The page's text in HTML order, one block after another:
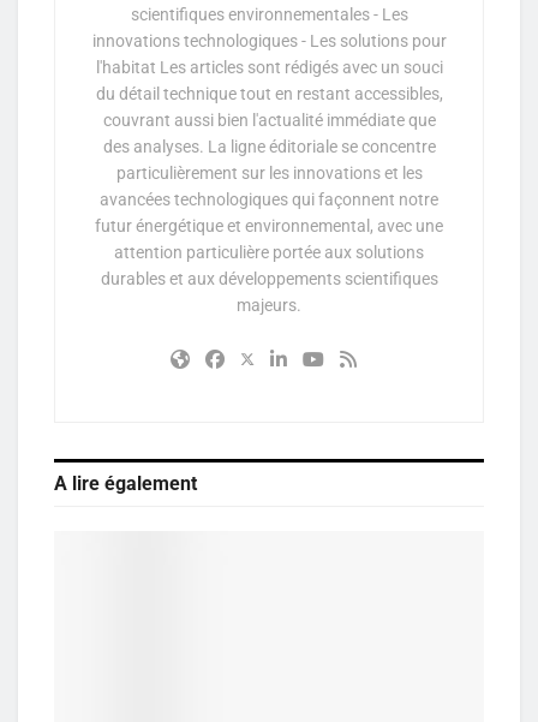
scientifiques environnementales - Les
innovations technologiques - Les solutions pour
l'habitat Les articles sont rédigés avec un souci
du détail technique tout en restant accessibles,
couvrant aussi bien l'actualité immédiate que
des analyses. La ligne éditoriale se concentre
particulièrement sur les innovations et les
avancées technologiques qui façonnent notre
futur énergétique et environnemental, avec une
attention particulière portée aux solutions
durables et aux développements scientifiques
majeurs.
A lire également